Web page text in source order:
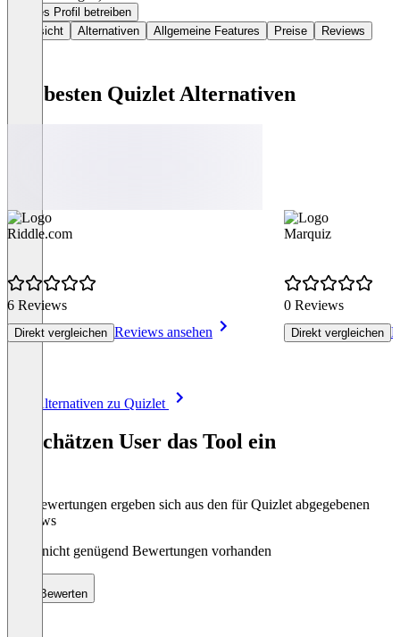
Dieses Profil betreiben
Übersicht
Alternativen Allgemeine Features Preise Reviews
Die besten Quizlet Alternativen
Riddle.com
6 Reviews
Direkt vergleichen Reviews ansehen
Marquiz
0 Reviews
Direkt vergleichen
Alle Alternativen zu Quizlet
So schätzen User das Tool ein
Die Bewertungen ergeben sich aus den für Quizlet abgegebenen
Reviews
Noch nicht genügend Bewertungen vorhanden
Bewerten